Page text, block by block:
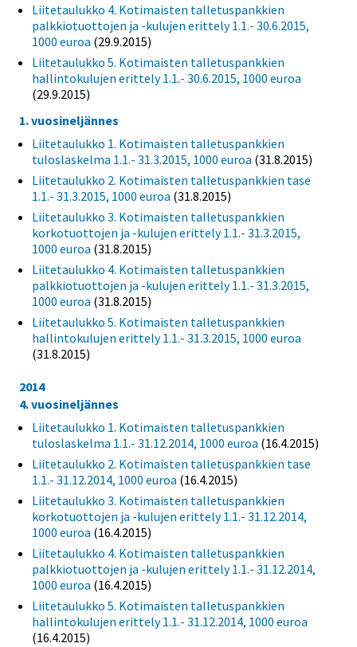
Liitetaulukko 4. Kotimaisten talletuspankkien
palkkiotuottojen ja -kulujen erittely 1.1.- 30.6.2015,
1000 euroa (29.9.2015)
Liitetaulukko 5. Kotimaisten talletuspankkien
hallintokulujen erittely 1.1.- 30.6.2015, 1000 euroa
(29.9.2015)
1. vuosineljännes
Liitetaulukko 1. Kotimaisten talletuspankkien
tuloslaskelma 1.1.- 31.3.2015, 1000 euroa (31.8.2015)
Liitetaulukko 2. Kotimaisten talletuspankkien tase
1.1.- 31.3.2015, 1000 euroa (31.8.2015)
Liitetaulukko 3. Kotimaisten talletuspankkien
korkotuottojen ja -kulujen erittely 1.1.- 31.3.2015,
1000 euroa (31.8.2015)
Liitetaulukko 4. Kotimaisten talletuspankkien
palkkiotuottojen ja -kulujen erittely 1.1.- 31.3.2015,
1000 euroa (31.8.2015)
Liitetaulukko 5. Kotimaisten talletuspankkien
hallintokulujen erittely 1.1.- 31.3.2015, 1000 euroa
(31.8.2015)
2014
4. vuosineljännes
Liitetaulukko 1. Kotimaisten talletuspankkien
tuloslaskelma 1.1.- 31.12.2014, 1000 euroa (16.4.2015)
Liitetaulukko 2. Kotimaisten talletuspankkien tase
1.1.- 31.12.2014, 1000 euroa (16.4.2015)
Liitetaulukko 3. Kotimaisten talletuspankkien
korkotuottojen ja -kulujen erittely 1.1.- 31.12.2014,
1000 euroa (16.4.2015)
Liitetaulukko 4. Kotimaisten talletuspankkien
palkkiotuottojen ja -kulujen erittely 1.1.- 31.12.2014,
1000 euroa (16.4.2015)
Liitetaulukko 5. Kotimaisten talletuspankkien
hallintokulujen erittely 1.1.- 31.12.2014, 1000 euroa
(16.4.2015)